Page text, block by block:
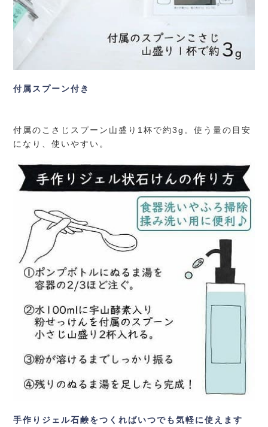
付属スプーン付き
付属のこさじスプーン山盛り1杯で約3g。使う量の目安
になり、使いやすい。
手作りジェル石鹸をつくればいつでも気軽に使えます